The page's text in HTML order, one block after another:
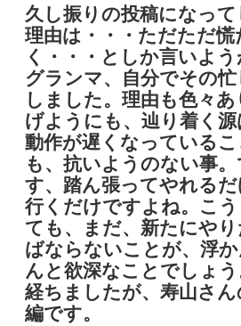
久し振りの投稿になって
理由は・・・ただただ
く・・・としか言いよう
グランマ、自分でその
しました。理由も色々
げようにも、辿り着く
動作が遅くなっている
も、抗いようのない事
す、踏ん張ってやれる
行くだけですよね。こ
ても、まだ、新たにや
ばならないことが、浮
んと欲深なことでしょ
経ちましたが、寿山さ
編です。